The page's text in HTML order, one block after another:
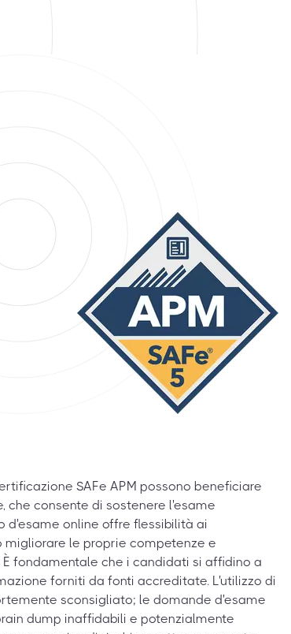
SAFe APM possono beneficiare
che consente di sostenere l'esame
online offre flessibilità ai
le proprie competenze e
fondamentale che i candidati si affidino a
forniti da fonti accreditate. L'utilizzo di
sconsigliato; le domande d'esame
dump inaffidabili e potenzialmente